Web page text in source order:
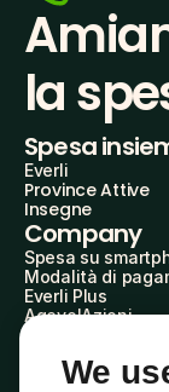
la
Spesa
Everli
Province Attive
Insegne
Company
Spesa su
Modalità di
Everli Plus
AgevolAzioni
Everli Shoppers
We